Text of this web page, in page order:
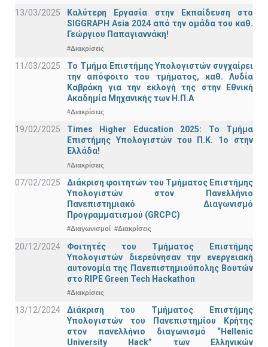
13/03/2025
Καλύτερη Εργασία στην Εκπαίδευση στο
SIGGRAPH Asia 2024 από την ομάδα του καθ.
Γεώργιου Παπαγιαννάκη!
#Διακρίσεις
11/03/2025
Το Τμήμα Επιστήμης Υπολογιστών συγχαίρει
την απόφοιτο του τμήματος, καθ. Λυδία
Καβράκη για την εκλογή της στην Εθνική
Ακαδημία Μηχανικής των Η.Π.Α
#Διακρίσεις
19/02/2025
Times Higher Education 2025: Το Τμήμα
Επιστήμης Υπολογιστών του Π.Κ. 1ο στην
Ελλάδα!
#Διακρίσεις
07/02/2025
Διάκριση φοιτητών του Τμήματος Επιστήμης
Υπολογιστών στον Πανελλήνιο
Πανεπιστημιακό Διαγωνισμό
Προγραμματισμού (GRCPC)
#Διαγωνισμοί #Διακρίσεις
20/12/2024
Φοιτητές του Τμήματος Επιστήμης
Υπολογιστών διερεύνησαν την ενεργειακή
αυτονομία της Πανεπιστημιούπολης Βουτών
στο RIPE Green Tech Hackathon
#Διακρίσεις
13/12/2024
Διάκριση του Τμήματος Επιστήμης
Υπολογιστών του Πανεπιστημίου Κρήτης
στον πανελλήνιο διαγωνισμό “Hellenic
University Hack” των Ελληνικών